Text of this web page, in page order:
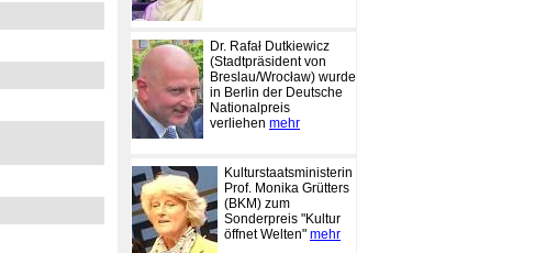
Dr. Rafał Dutkiewicz
(Stadtpräsident von
Breslau/Wrocław) wurde
in Berlin der Deutsche
Nationalpreis
verliehen mehr
Kulturstaatsministerin
Prof. Monika Grütters
(BKM) zum
Sonderpreis "Kultur
öffnet Welten" mehr